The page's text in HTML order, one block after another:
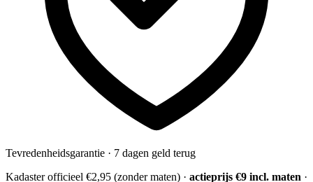
Tevredenheidsgarantie · 7 dagen geld terug
Kadaster officieel €2,95 (zonder maten) · actieprijs €9 incl. maten ·